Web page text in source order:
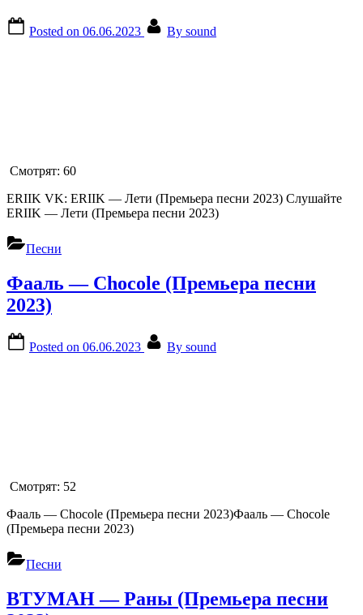
Posted on 06.06.2023 By sound
Смотрят: 60
ERIIK VK: ERIIK — Лети (Премьера песни 2023) Слушайте
ERIIK — Лети (Премьера песни 2023)
Песни
Фааль — Chocole (Премьера песни
2023)
Posted on 06.06.2023 By sound
Смотрят: 52
Фааль — Chocole (Премьера песни 2023)Фааль — Chocole
(Премьера песни 2023)
Песни
ВТУМАН — Раны (Премьера песни